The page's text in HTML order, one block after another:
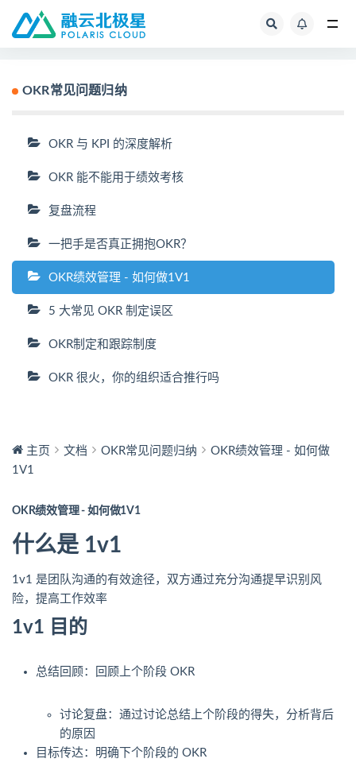
OKR常见问题归纳
OKR 与 KPI 的深度解析
OKR 能不能用于绩效考核
复盘流程
一把手是否真正拥抱OKR？
OKR绩效管理 - 如何做1V1
5 大常见 OKR 制定误区
OKR制定和跟踪制度
OKR 很火，你的组织适合推行吗
主页 文档 OKR常见问题归纳
OKR绩效管理 - 如何做
1V1
OKR绩效管理 - 如何做1V1
什么是 1v1
1v1 是团队沟通的有效途径，双方通过充分沟通提早识别风
险，提高工作效率
1v1 目的
总结回顾：回顾上个阶段 OKR
讨论复盘：通过讨论总结上个阶段的得失，分析背后
的原因
目标传达：明确下个阶段的 OKR